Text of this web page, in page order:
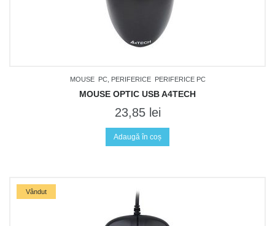
MOUSE PC, PERIFERICE PERIFERICE PC
MOUSE OPTIC USB A4TECH
23,85 lei
Adaugă în coș
Vândut